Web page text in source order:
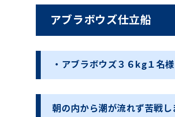
アブラボウズ仕立船
・アブラボウズ３６kg１名
朝の内から潮が流れず苦戦